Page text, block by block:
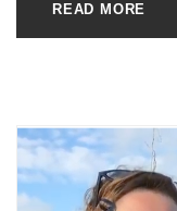
READ MORE